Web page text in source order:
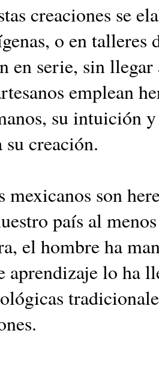
creaciones se
o en
en serie, sin
emplean
su intuición
su creación.
mexicanos son
país al
el hombre ha
aprendizaje lo ha